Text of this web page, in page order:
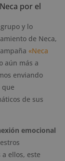
por el
y lo
de Neca,
«Neca
aún más a
enviando
que
de sus
emocional
ellos, este